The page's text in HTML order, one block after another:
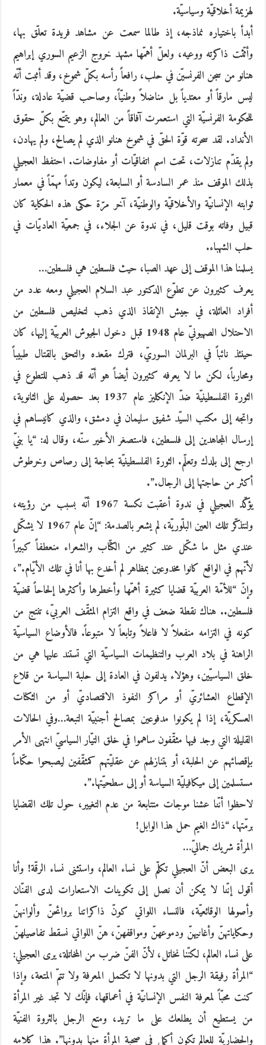
لهزيمة أخلاقيّة وسياسيّة.
أبدأ باختياره نماذجه، إذ طالما سمعت عن مشاهد فريدة تعلّق بها،
وأثّثت ذاكرته ووعيه، ولعلّ أهمّها مشهد خروج الزعيم السوري إبراهيم
هنانو من سجن الفرنسيّن في حلب، رافعاً رأسه بكلّ شموخ، وقد أثبت أنّه
ليس مارقاً أو معتدياً بل مناضلاً وطنيّاً، وصاحب قضيّة عادلة، وندّاً
للحكومة الفرنسيّة التي استعمرت آفاقاً من العالم، وهو يتمتّع بكلّ حقوق
الأنداد. لقد سحرته قوّة الحقّ في شموخ هنانو الذي لم يصالح، ولم يهادن،
ولم يقدّم تنازلات، تحت اسم اتفاقيّات أو مفاوضات. احتفظ العجيلي
بذلك الموقف منذ عمر السادسة أو السابعة، ليكون وتداً مهمّاً في معمار
ثوابته الإنسانيّة والأخلاقيّة والوطنيّة، آخر مرّة حكى هذه الحكاية كان
قبيل وفاته بوقت قليل، في ندوة عن الجلاء، في جمعيّة العاديّات في
حلب الشهباء.
يسلمنا هذا الموقف إلى عهد الصبا، حيث فلسطين هي فلسطين…
يعرف كثيرون عن تطوّع الدكتور عبد السلام العجيلي ومعه عدد من
أفراد العائلة، في جيش الإنقاذ الذي ذهب لتخليص فلسطين من
الاحتلال الصهيونيّ عام 1948 قبل دخول الجيوش العربيّة إليها، كان
حينئذ نائباً في البرلمان السوريّ، فترك مقعده والتحق بالقتال طبيباً
ومحارباً، لكن ما لا يعرفه كثيرون أيضاً هو أنّه قد ذهب للتطوع في
الثورة الفلسطينيّة ضدّ الإنكليز عام 1937 بعد حصوله على الثانوية،
واتجه إلى مكتب السيّد شفيق سليمان في دمشق، والذي كانيساهم في
إرسال المجاهدين إلى فلسطين، فاستصغر الأخير سنّه، وقال له: “يا بنيّ
ارجع إلى بلدك وتعلّم. الثورة الفلسطينيّة بحاجة إلى رصاص وخرطوش
أكثر من حاجتها إلى الرجال.”.
يؤكّد العجيلي في ندوة أعقبت نكسة 1967 أنّه بسبب من رؤيته،
ولنتذكّر تلك العين البلّوريّة، لم يشعر بالصدمة: “إنّ عام 1967 لا يشكّل
عندي مثل ما شكّل عند كثير من الكتّاب والشعراء منعطفاً كبيراً
لأنّهم في الواقع كانوا مخدوعين بمظاهر لم أخدع بها أنا في تلك الأيّام.”،
وإنّ “للأمّة العربيّة قضايا كثيرة أهمّها وأخطرها وأكثرها إلحاحاً قضيّة
فلسطين.. هناك نقطة ضعف في واقع التزام المثقّف العربيّ، تنتج من
كونه في التزامه منفعلاً لا فاعلاً وتابعاً لا متبوعاً. فالأوضاع السياسيّة
الراهنة في بلاد العرب والتنظيمات السياسيّة التي تستند عليها هي من
خلق السياسيّين، وهؤلاء يدلفون في العادة إلى حلبة السياسة من قلاع
الإقطاع العشائريّ أو مراكز النفوذ الاقتصاديّ أو من الثكنات
العسكريّة، إذا لم يكونوا مدفوعين بمصالح أجنبيّة التبعة…وفي الحالات
القليلة التي وجد فيها مثقّفون ساهموا في خلق التيّار السياسيّ انتهى الأمر
بإقصائهم عن الحلبة، أو بتنازلهم عن عقليّتهم كمثقّفين ليصبحوا حكّاماً
مستسلمين إلى ميكافيليّة السياسة أو إلى سطحيّتها.”.
لاحظوا أنّنا عشنا موجات متتابعة من عدم التغيير، حول تلك القضايا
برمّتها، “ذاك الغيم حمل هذا الوابل!
المرأة شريك جماليّ…
يرى البعض أنّ العجيلي تكلّم على نساء العالم، واستثنى نساء الرقّة! وأنا
أقول إنّنا لا يمكن أن نصل إلى تكوينات الاستعارات لدى الفنّان
وأصولها الوقائعيّة، فالنساء اللواتي كونّ ذاكراتنا بروائحنّ وألوانهنّ
وحكاياتهنّ وأغانيهنّ ودموعهنّ ومواقفهنّ، هنّ اللواتي نسقط تفاصيلهنّ
على نساء العالم، لكنّنا نخاتل، لأنّ الفنّ ضرب من المخاتلة، يرى العجيلي:
“المرأة رفيقة الرجل التي بدونها لا تكتمل المعرفة ولا تتمّ المتعة، وإذا
كنت محبّاً لمعرفة النفس الإنسانيّة في أعماقها، فإنّك لا تجد غير المرأة
من يستطيع أن يطلعك على ما تريد، ومتع الرجل بالثروة الفنيّة
والحضاريّة للعالم تكون أكمل في صحبة المرأة منها بدونها”. هذا كلامه